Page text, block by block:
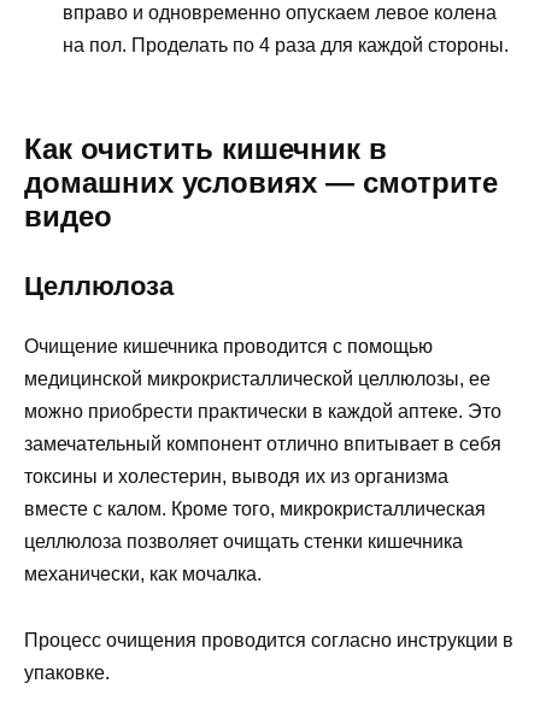
вправо и одновременно опускаем левое колена
на пол. Проделать по 4 раза для каждой стороны.
Как очистить кишечник в
домашних условиях — смотрите
видео
Целлюлоза
Очищение кишечника проводится с помощью
медицинской микрокристаллической целлюлозы, ее
можно приобрести практически в каждой аптеке. Это
замечательный компонент отлично впитывает в себя
токсины и холестерин, выводя их из организма
вместе с калом. Кроме того, микрокристаллическая
целлюлоза позволяет очищать стенки кишечника
механически, как мочалка.
Процесс очищения проводится согласно инструкции в
упаковке.